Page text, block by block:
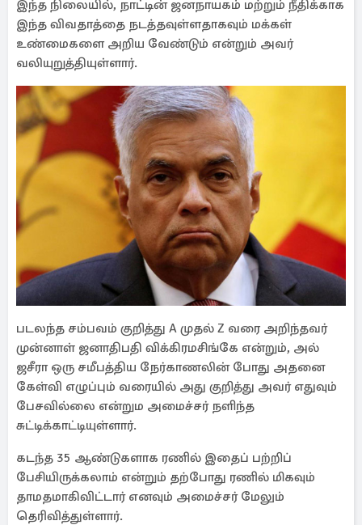
இந்த நிலையில், நாட்டின் ஜனநாயகம் மற்றும் நீதிக்காக
இந்த விவதாத்தை நடத்தவுள்ளதாகவும் மக்கள்
உண்மைகளை அறிய வேண்டும் என்றும் அவர்
வலியுறுத்தியுள்ளார்.
படலந்த சம்பவம் குறித்து A முதல் Z வரை அறிந்தவர்
முன்னாள் ஜனாதிபதி விக்கிரமசிங்கே என்றும், அல்
ஜசீரா ஒரு சமீபத்திய நேர்காணலின் போது அதனை
கேள்வி எழுப்பும் வரையில் அது குறித்து அவர் எதுவும்
பேசவில்லை என்றும அமைச்சர் நளிந்த
சுட்டிக்காட்டியுள்ளார்.
கடந்த 35 ஆண்டுகளாக ரணில் இதைப் பற்றிப்
பேசியிருக்கலாம் என்றும் தற்போது ரணில் மிகவும்
தாமதமாகிவிட்டார் எனவும் அமைச்சர் மேலும்
தெரிவித்துள்ளார்.